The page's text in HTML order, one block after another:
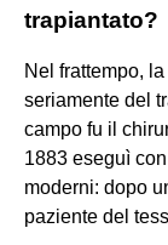
trapiantato?
Nel frattempo,
seriamente del
campo fu il
1883 eseguì
moderni: dopo
paziente del